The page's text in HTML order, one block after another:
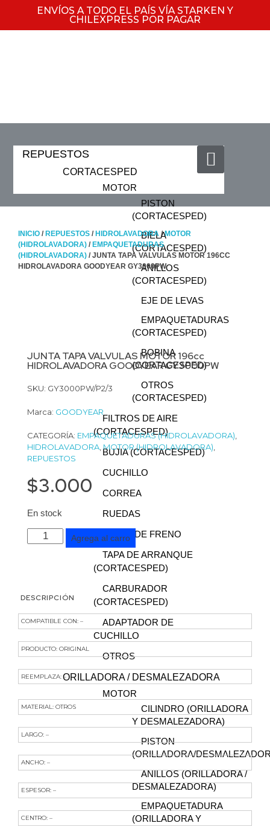
ENVÍOS A TODO EL PAÍS VÍA STARKEN Y
CHILEXPRESS POR PAGAR
REPUESTOS
CORTACESPED
MOTOR
PISTON
(CORTACESPED)
BIELA
(CORTACESPED)
ANILLOS
(CORTACESPED)
EJE DE LEVAS
EMPAQUETADURAS
(CORTACESPED)
BOBINA
(CORTACESPED)
OTROS
(CORTACESPED)
FILTROS DE AIRE
(CORTACESPED)
BUJIA (CORTACESPED)
CUCHILLO
CORREA
RUEDAS
CABLE DE FRENO
TAPA DE ARRANQUE
(CORTACESPED)
CARBURADOR
(CORTACESPED)
ADAPTADOR DE
CUCHILLO
OTROS
ORILLADORA / DESMALEZADORA
MOTOR
CILINDRO (ORILLADORA
Y DESMALEZADORA)
PISTON
(ORILLADORA/
ANILLOS (ORILLADORA /
DESMALEZADORA)
EMPAQUETADURA
(ORILLADORA Y
INICIO / REPUESTOS / HIDROLAVADORA /MOTOR
(HIDROLAVADORA) / EMPAQUETADURAS
(HIDROLAVADORA) / JUNTA TAPA VALVULAS MOTOR 196CC
HIDROLAVADORA GOODYEAR GY3000PW
JUNTA TAPA VALVULAS MOTOR 196cc
HIDROLAVADORA GOODYEAR GY3000PW
SKU: GY3000PW/P2/3
Marca: GOODYEAR
CATEGORÍA: EMPAQUETADURAS (HIDROLAVADORA)
HIDROLAVADORA MOTOR (HIDROLAVADORA)
REPUESTOS
$3.000
En stock
Agrega al carro
DESCRIPCIÓN
COMPATIBLE CON: –
PRODUCTO: ORIGINAL
REEMPLAZA: –
MATERIAL: OTROS
LARGO: –
ANCHO: –
ESPESOR: –
CENTRO: –